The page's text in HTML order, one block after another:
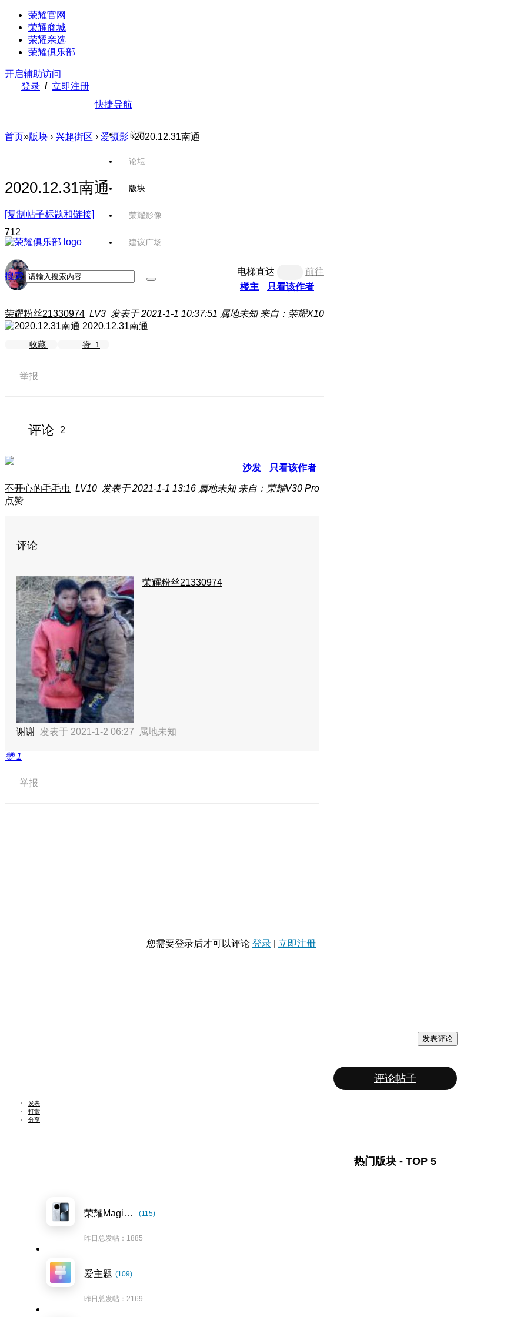
荣耀官网
荣耀商城
荣耀亲选
荣耀俱乐部
开启辅助访问
登录 / 立即注册
快捷导航
首页
论坛
版块
荣耀影像
建议广场
搜索
首页»版块 › 兴趣街区 › 爱摄影 ›2020.12.31南通
2020.12.31南通
[复制帖子标题和链接]
712
电梯直达
前往
楼主
只看该作者
荣耀粉丝21330974 LV3 发表于 2021-1-1 10:37:51 属地未知 来自：荣耀X10
2020.12.31南通
收藏 赞 1
举报
评论 2
沙发 只看该作者
不开心的毛毛虫 LV10 发表于 2021-1-1 13:16 属地未知 来自：荣耀V30 Pro
点赞
评论
荣耀粉丝21330974
谢谢 发表于 2021-1-2 06:27 属地未知
赞1
举报
您需要登录后才可以评论 登录 立即注册
发表评论
评论帖子
发表
打赏
分享
热门版块 - TOP 5
荣耀Magic7系列 (115)
昨日总发帖：1885
爱主题 (109)
昨日总发帖：2169